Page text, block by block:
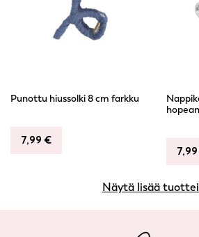
Punottu hiussolki 8 cm farkku
7,99 €
7,99
Näytä lisää